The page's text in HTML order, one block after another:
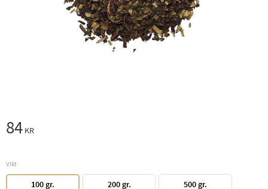
84 KR
Vikt
100 gr. 200 gr. 500 gr.